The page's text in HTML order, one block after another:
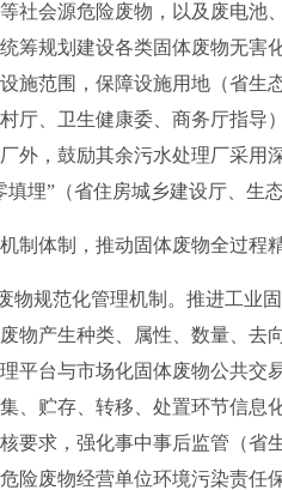
社会源危险废物，以及废电池
筹规划建设各类固体废物无害
施范围，保障设施用地（省生
厅、卫生健康委、商务厅指导
外，鼓励其余污水处理厂采用
填埋”（省住房城乡建设厅、生
体制，推动固体废物全过程精
规范化管理机制。推进工业固
物产生种类、属性、数量、去
平台与市场化固体废物公共交
、贮存、转移、处置环节信息
要求，强化事中事后监管（省
险废物经营单位环境污染责任